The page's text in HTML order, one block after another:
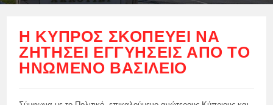
Η ΚΎΠΡΟΣ ΣΚΟΠΕΎΕΙ ΝΑ
ΖΗΤΉΣΕΙ ΕΓΓΥΉΣΕΙΣ ΑΠΌ ΤΟ
ΗΝΩΜΈΝΟ ΒΑΣΊΛΕΙΟ